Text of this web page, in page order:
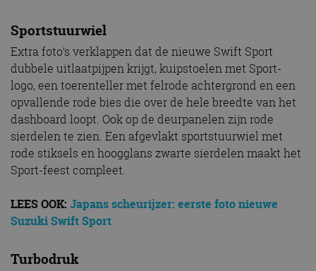
Sportstuurwiel
Extra foto’s verklappen dat de nieuwe Swift Sport
dubbele uitlaatpijpen krijgt, kuipstoelen met Sport-
logo, een toerenteller met felrode achtergrond en een
opvallende rode bies die over de hele breedte van het
dashboard loopt. Ook op de deurpanelen zijn rode
sierdelen te zien. Een afgevlakt sportstuurwiel met
rode stiksels en hoogglans zwarte sierdelen maakt het
Sport-feest compleet.
LEES OOK: Japans scheurijzer: eerste foto nieuwe
Suzuki Swift Sport
Turbodruk